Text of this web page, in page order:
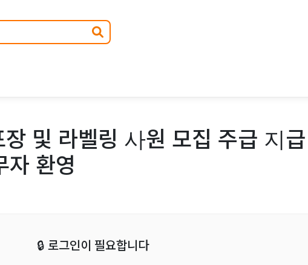
및 라벨링 사원 모집 주급 지급
자 환영
🔒 로그인이 필요합니다